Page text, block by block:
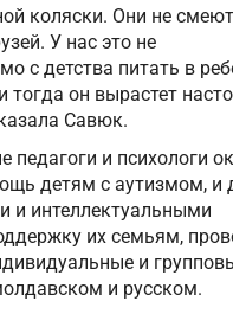
коляски. Они не
У нас это не
с детства питать в
тогда он вырастет
Савюк.
педагоги и психологи
детям с аутизмом, и
и интеллектуальными
их семьям,
и
и русском.